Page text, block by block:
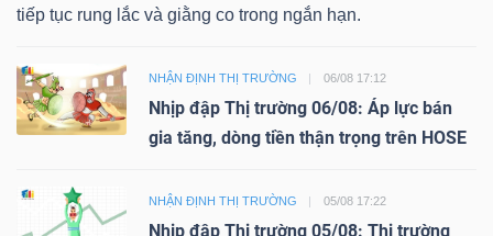
tiếp tục rung lắc và giằng co trong ngắn hạn.
NHẬN ĐỊNH THỊ TRƯỜNG 06/08 17:12
Nhịp đập Thị trường 06/08: Áp lực bán
gia tăng, dòng tiền thận trọng trên HOSE
NHẬN ĐỊNH THỊ TRƯỜNG 05/08 17:22
Nhịp đập Thị trường 05/08: Thị trường